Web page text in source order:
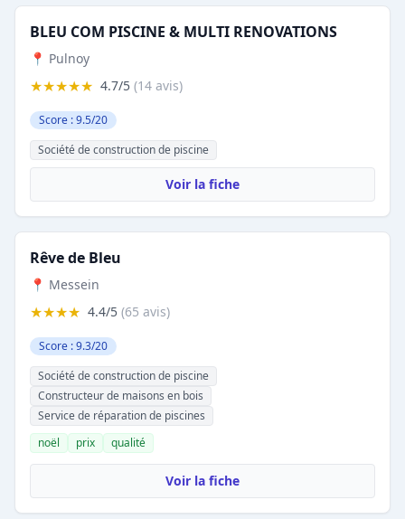
BLEU COM PISCINE & MULTI RENOVATIONS
📍 Pulnoy
★★★★★ 4.7/5 (14 avis)
Score : 9.5/20
Société de construction de piscine
Voir la fiche
Rêve de Bleu
📍 Messein
★★★★ 4.4/5 (65 avis)
Score : 9.3/20
Société de construction de piscine
Constructeur de maisons en bois
Service de réparation de piscines
noël
prix qualité
Voir la fiche